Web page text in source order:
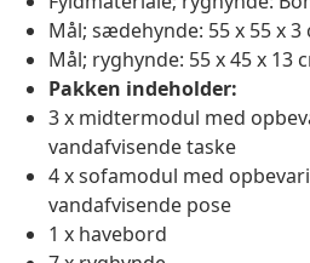
Mål; sædehynde: 55 x 55 x 3
Mål; ryghynde: 55 x 45 x 13
Pakken indeholder:
3 x midtermodul med
vandafvisende taske
4 x sofamodul med
vandafvisende pose
1 x havebord